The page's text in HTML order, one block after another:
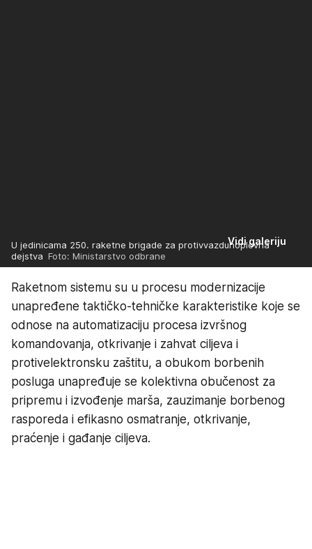
Vidi galeriju
U jedinicama 250. raketne brigade za protivvazduhoplovna
dejstva Foto: Ministarstvo odbrane
Raketnom sistemu su u procesu modernizacije
unapređene taktičko-tehničke karakteristike koje se
odnose na automatizaciju procesa izvršnog
komandovanja, otkrivanje i zahvat ciljeva i
protivelektronsku zaštitu, a obukom borbenih
posluga unapređuje se kolektivna obučenost za
pripremu i izvođenje marša, zauzimanje borbenog
rasporeda i efikasno osmatranje, otkrivanje,
praćenje i gađanje ciljeva.